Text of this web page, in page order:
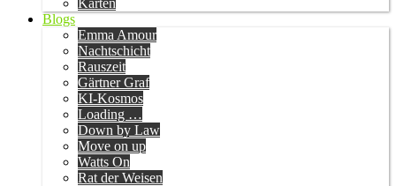
Karten
Blogs
Emma Amour
Nachtschicht
Rauszeit
Gärtner Graf
KI-Kosmos
Loading …
Down by Law
Move on up
Watts On
Rat der Weisen